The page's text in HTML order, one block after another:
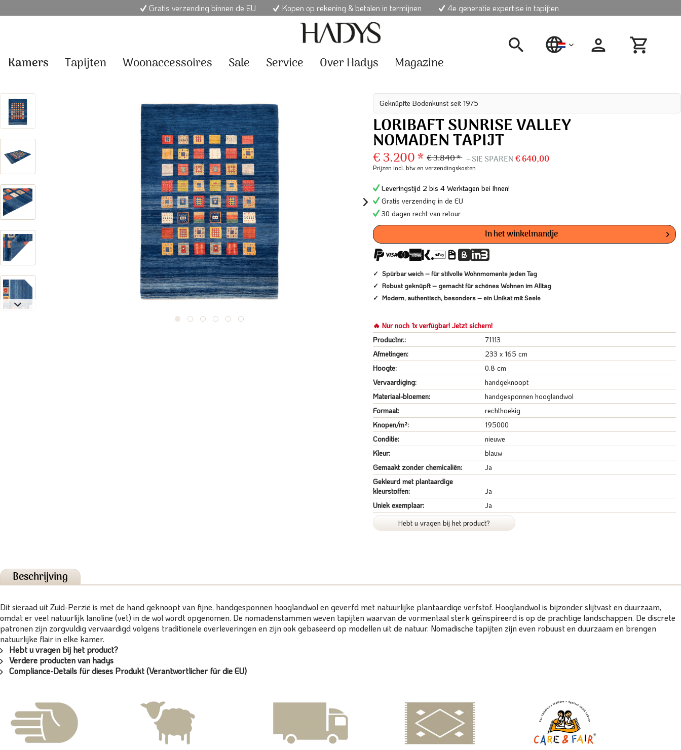
Gratis verzending binnen de EU Kopen op rekening & betalen in termijnen 4e generatie expertise in tapijten
nederlands
Kamers Tapijten Woonaccessoires Sale Service Over Hadys Magazine
Geknüpfte Bodenkunst seit 1975
LORIBAFT SUNRISE VALLEY
NOMADEN TAPIJT
€ 3.200 * € 3.840 * – SIE SPAREN€ 640,00
Prijzen incl. btwen verzendingskosten
Leveringstijd 2 bis 4 Werktagen bei Ihnen!
Gratis verzending in de EU
30 dagen recht van retour
In het winkelmandje
Spürbar weich – für stilvolle Wohnmomente jeden Tag
Robust geknüpft – gemacht für schönes Wohnen im Alltag
Modern, authentisch, besonders – ein Unikat mit Seele
🔥 Nur noch 1x verfügbar! Jetzt sichern!
Productnr.:
71113
Afmetingen:
233 x 165 cm
Hoogte:
0.8 cm
Vervaardiging:
handgeknoopt
Materiaal-bloemen:
handgesponnen hooglandwol
Formaat:
rechthoekig
Knopen/m²:
195000
Conditie:
nieuwe
Kleur:
blauw
Gemaakt zonder chemicaliën:
Ja
Gekleurd met plantaardige
kleurstoffen:
Ja
Uniek exemplaar:
Ja
Hebt u vragen bij het product?
Beschrijving
Dit sieraad uit Zuid-Perzië is met de hand geknoopt van fijne, handgesponnen hooglandwol en geverfd met natuurlijke plantaardige verfstof. Hooglandwol is bijzonder slijtvast en duurzaam,
omdat er veel natuurlijk lanoline (vet) in de wol wordt opgenomen. De nomadenstammen weven tapijten waarvan de vormentaal sterk geïnspireerd is op de prachtige landschappen. De discrete
patronen zijn zorgvuldig vervaardigd volgens traditionele overleveringen en zijn ook gebaseerd op modellen uit de natuur. Nomadische tapijten zijn even robuust en duurzaam en brengen
natuurlijke flair in elke kamer.
Hebt u vragen bij het product?
Verdere producten van hadys
Compliance-Details für dieses Produkt (Verantwortlicher für die EU)